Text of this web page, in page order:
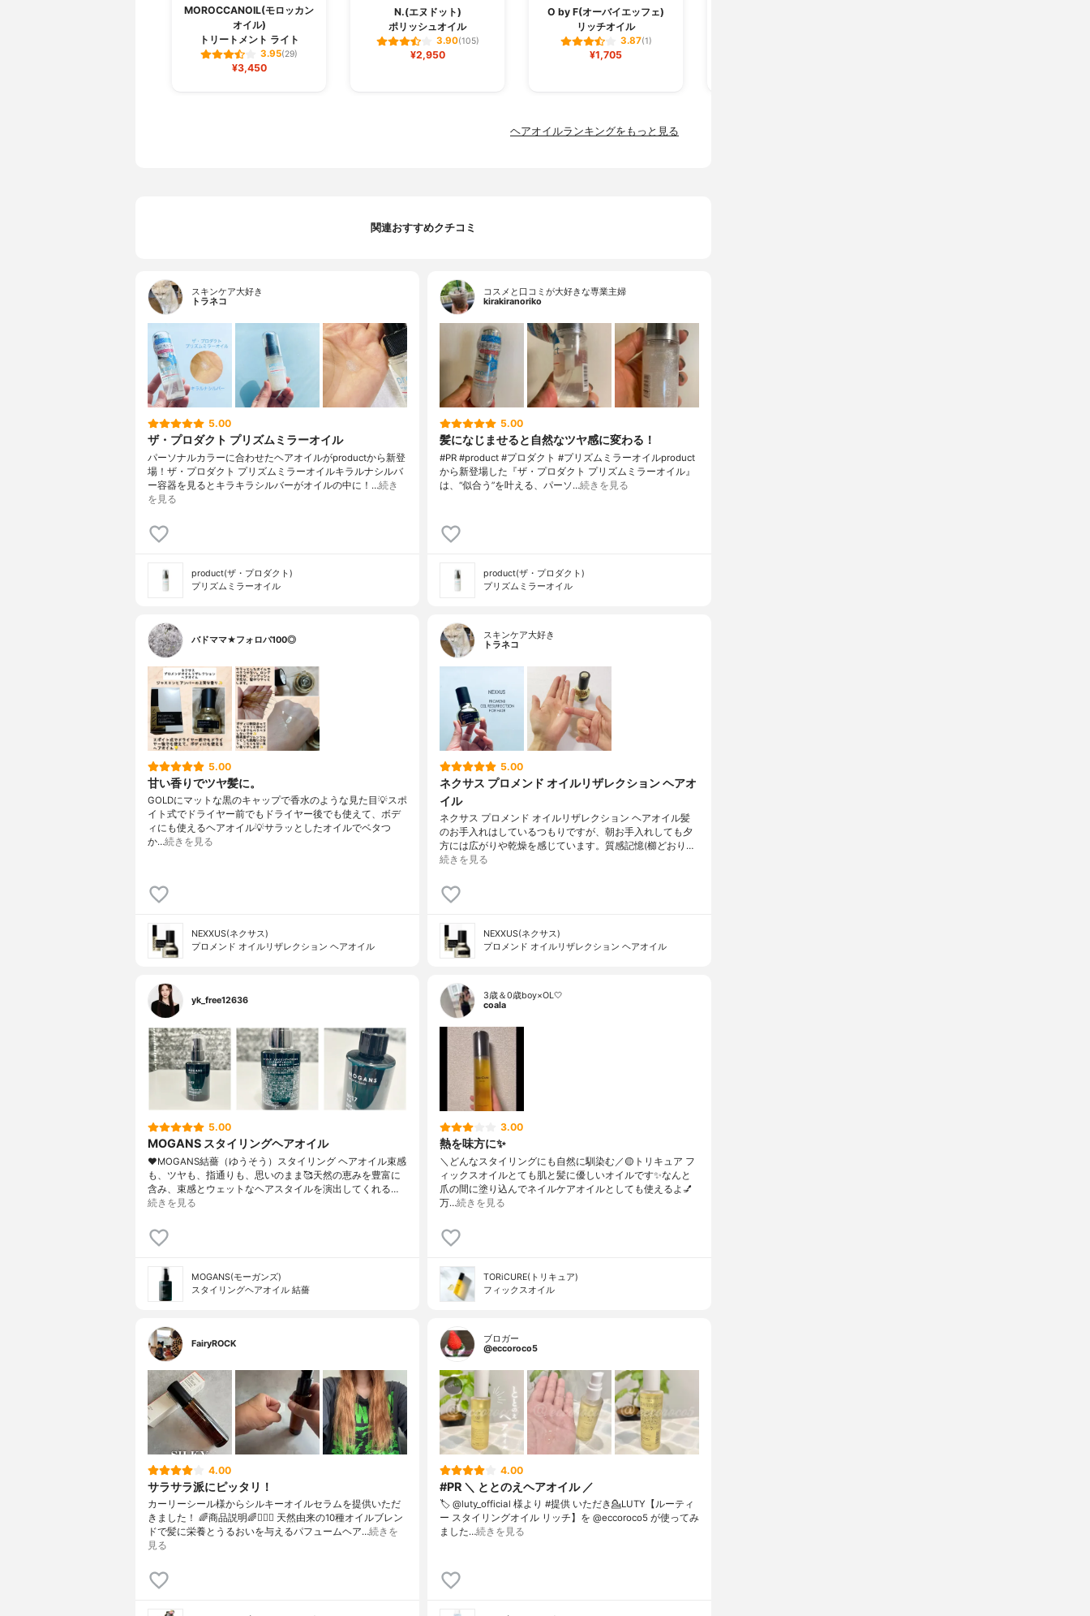
MOROCCANOIL(モロッカン
オイル)
トリートメント ライト
3.95(29)
¥3,450
N.(エヌドット)
ポリッシュオイル
3.90(105)
¥2,950
O by F(オーバイエッフェ)
リッチオイル
3.87(1)
¥1,705
ヘアオイルランキングをもっと見る
関連おすすめクチコミ
スキンケア大好き
トラネコ
5.00
ザ・プロダクト プリズムミラーオイル
パーソナルカラーに合わせたヘアオイルがproductから新登
場！ザ・プロダクト プリズムミラーオイルキラルナシルバ
ー容器を見るとキラキラシルバーがオイルの中に！…続き
を見る
product(ザ・プロダクト)
プリズムミラーオイル
コスメと口コミが大好きな専業主婦
kirakiranoriko
5.00
髪になじませると自然なツヤ感に変わる！
#PR #product #プロダクト #プリズムミラーオイルproduct
から新登場した『ザ・プロダクト プリズムミラーオイル』
は、“似合う”を叶える、パーソ…続きを見る
product(ザ・プロダクト)
プリズムミラーオイル
バドママ★フォロバ100◎
5.00
甘い香りでツヤ髪に。
GOLDにマットな黒のキャップで香水のような見た目💡スポ
イト式でドライヤー前でもドライヤー後でも使えて、ボデ
ィにも使えるヘアオイル💡サラッとしたオイルでベタつ
か…続きを見る
NEXXUS(ネクサス)
プロメンド オイルリザレクション ヘアオイル
スキンケア大好き
トラネコ
5.00
ネクサス プロメンド オイルリザレクション ヘアオ
イル
ネクサス プロメンド オイルリザレクション ヘアオイル髪
のお手入れはしているつもりですが、朝お手入れしても夕
方には広がりや乾燥を感じています。質感記憶(櫛どおり…
続きを見る
NEXXUS(ネクサス)
プロメンド オイルリザレクション ヘアオイル
yk_free12636
5.00
MOGANS スタイリングヘアオイル
♥MOGANS結薔（ゆうそう）スタイリング ヘアオイル束感
も、ツヤも、指通りも、思いのまま🥰天然の恵みを豊富に
含み、束感とウェットなヘアスタイルを演出してくれる…
続きを見る
MOGANS(モーガンズ)
スタイリングヘアオイル 結薔
3歳＆0歳boy×OL🤍
coala
3.00
熱を味方に✨
＼どんなスタイリングにも自然に馴染む／🟡トリキュア フ
ィックスオイルとても肌と髪に優しいオイルです✨なんと
爪の間に塗り込んでネイルケアオイルとしても使えるよ💅
万…続きを見る
TORiCURE(トリキュア)
フィックスオイル
FairyROCK
4.00
サラサラ派にピッタリ！
カーリーシール様からシルキーオイルセラムを提供いただ
きました！ 🌈商品説明🌈💇🏻‍♀️ 天然由来の10種オイルブレン
ドで髪に栄養とうるおいを与えるパフュームヘア…続きを
見る
ブロガー
@eccoroco5
4.00
#PR ＼ ととのえヘアオイル ／
🏷️ @luty_official 様より #提供 いただき⁡💁LUTY【ルーティ
ー スタイリングオイル リッチ】を @eccoroco5 が使ってみ
ました⁡⁡…続きを見る